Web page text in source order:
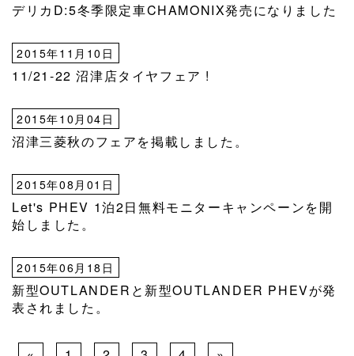
デリカD:5冬季限定車CHAMONIX発売になりました
2015年11月10日
11/21-22 沼津店タイヤフェア !
2015年10月04日
沼津三菱秋のフェアを掲載しました。
2015年08月01日
Let's PHEV 1泊2日無料モニターキャンペーンを開
始しました。
2015年06月18日
新型OUTLANDERと新型OUTLANDER PHEVが発
表されました。